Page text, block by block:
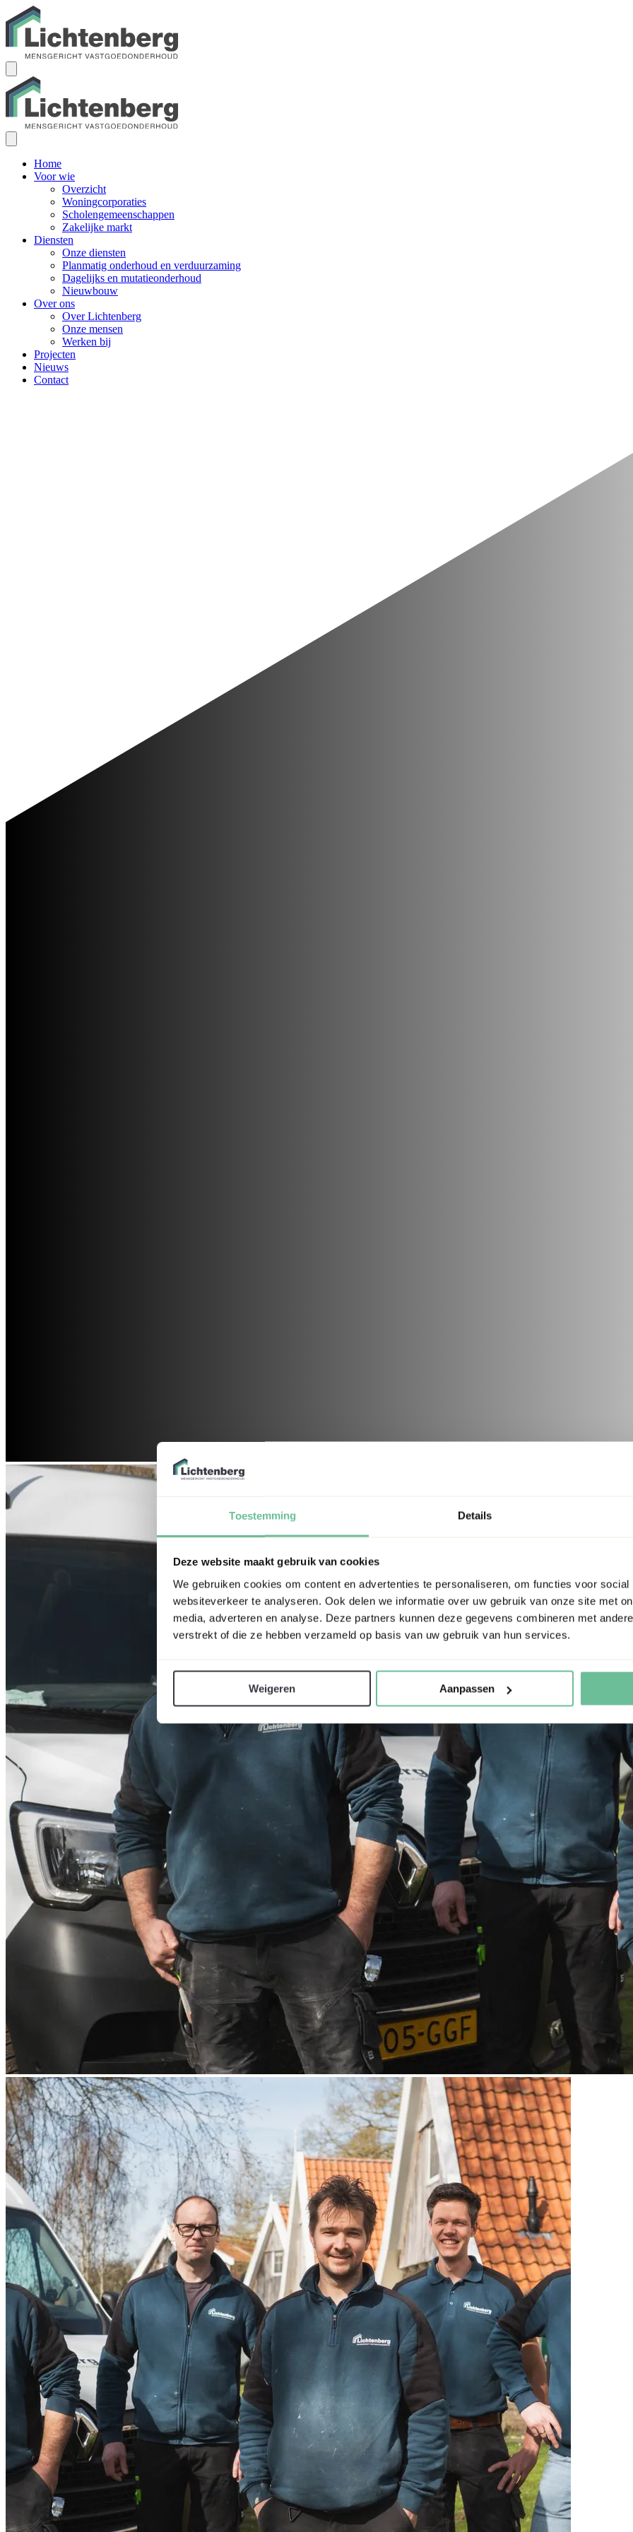
Toestemming Details
Deze website maakt gebruik van cookies
We gebruiken cookies om content en advertenties te personaliseren, om functies voor
websiteverkeer te analyseren. Ook delen we informatie over uw gebruik van onze site met
media, adverteren en analyse. Deze partners kunnen deze gegevens combineren met
verstrekt of die ze hebben verzameld op basis van uw gebruik van hun services.
Weigeren Aanpassen
Home
Voor wie
Overzicht
Woningcorporaties
Scholengemeenschappen
Zakelijke markt
Diensten
Onze diensten
Planmatig onderhoud en verduurzaming
Dagelijks en mutatieonderhoud
Nieuwbouw
Over ons
Over Lichtenberg
Onze mensen
Werken bij
Projecten
Nieuws
Contact